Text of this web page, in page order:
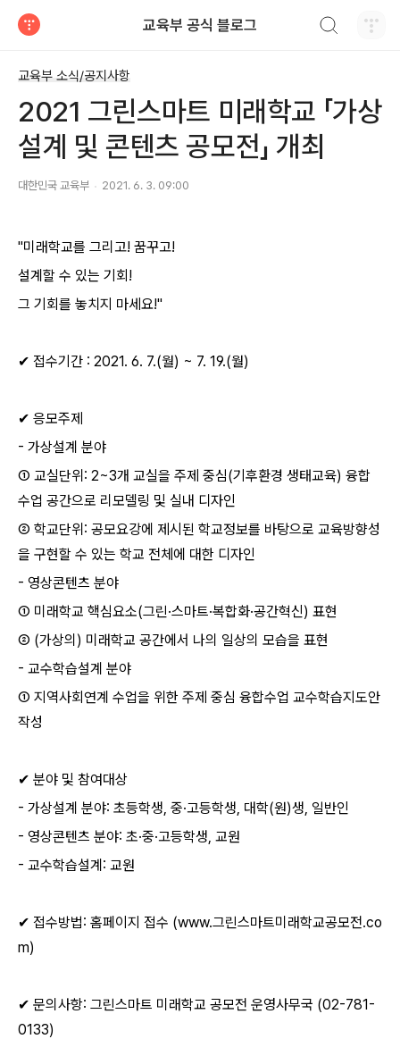
교육부 공식 블로그
교육부 소식/공지사항
2021 그린스마트 미래학교 「가상
설계 및 콘텐츠 공모전」 개최
대한민국 교육부 2021. 6. 3. 09:00
"미래학교를 그리고! 꿈꾸고!
설계할 수 있는 기회!
그 기회를 놓치지 마세요!"
✔ 접수기간 : 2021. 6. 7.(월) ~ 7. 19.(월)
✔ 응모주제
- 가상설계 분야
① 교실단위: 2~3개 교실을 주제 중심(기후환경 생태교육) 융합
수업 공간으로 리모델링 및 실내 디자인
② 학교단위: 공모요강에 제시된 학교정보를 바탕으로 교육방향성
을 구현할 수 있는 학교 전체에 대한 디자인
- 영상콘텐츠 분야
① 미래학교 핵심요소(그린·스마트·복합화·공간혁신) 표현
② (가상의) 미래학교 공간에서 나의 일상의 모습을 표현
- 교수학습설계 분야
① 지역사회연계 수업을 위한 주제 중심 융합수업 교수학습지도안
작성
✔ 분야 및 참여대상
- 가상설계 분야: 초등학생, 중·고등학생, 대학(원)생, 일반인
- 영상콘텐츠 분야: 초·중·고등학생, 교원
- 교수학습설계: 교원
✔ 접수방법: 홈페이지 접수 (www.그린스마트미래학교공모전.co
m)
✔ 문의사항: 그린스마트 미래학교 공모전 운영사무국 (02-781-
0133)